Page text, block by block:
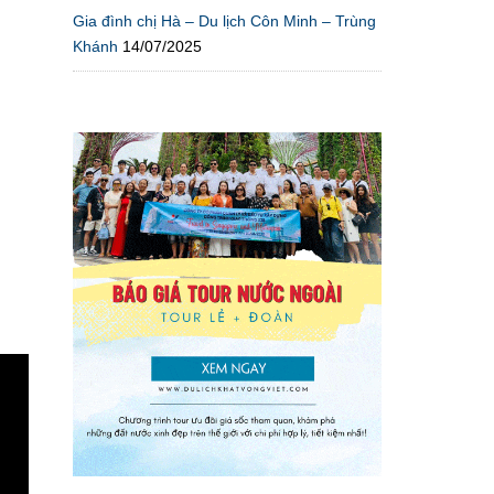
Gia đình chị Hà – Du lịch Côn Minh – Trùng
Khánh 14/07/2025